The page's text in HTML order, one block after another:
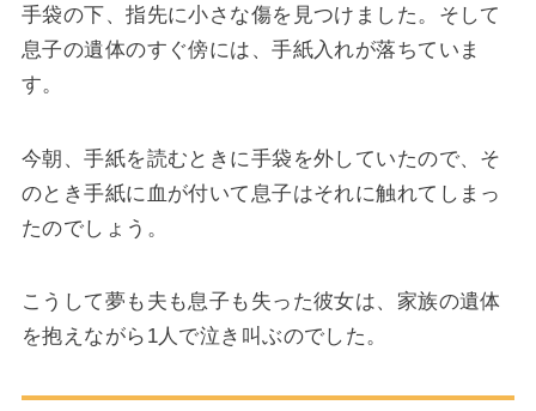
手袋の下、指先に小さな傷を見つけました。そして
息子の遺体のすぐ傍には、手紙入れが落ちていま
す。
今朝、手紙を読むときに手袋を外していたので、そ
のとき手紙に血が付いて息子はそれに触れてしまっ
たのでしょう。
こうして夢も夫も息子も失った彼女は、家族の遺体
を抱えながら1人で泣き叫ぶのでした。